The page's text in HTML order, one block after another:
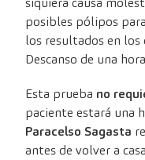
posibles pólipos
los resultados en los
Descanso de una hora
Esta prueba no
paciente estará una
Paracelso Sagasta
antes de volver a